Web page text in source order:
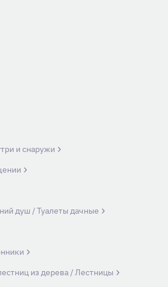
и снаружи
душ / Туалеты дачные
из дерева / Лестницы